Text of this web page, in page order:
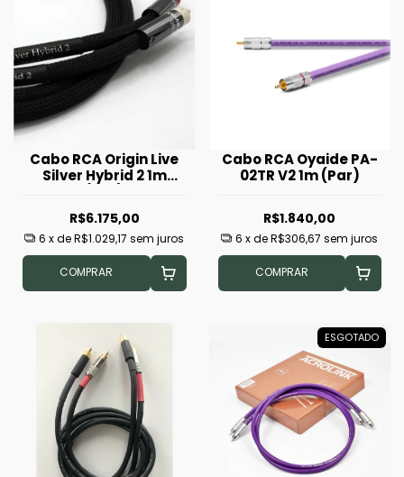
Cabo RCA Origin Live
Silver Hybrid 2 1m
R$6.175,00
6 x deR$1.029,17 sem juros
COMPRAR
Cabo RCA Oyaide PA-
02TR V2 1m (Par)
R$1.840,00
6 x deR$306,67 sem juros
COMPRAR
ESGOTADO